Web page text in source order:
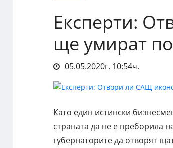
Експерти:
ще умират
05.05.2020г. 10:54ч.
Като един истински
страната да не е преборила
губернаторите да отворят